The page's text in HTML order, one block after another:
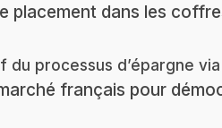
placement dans les
du processus d’épargne
français pour